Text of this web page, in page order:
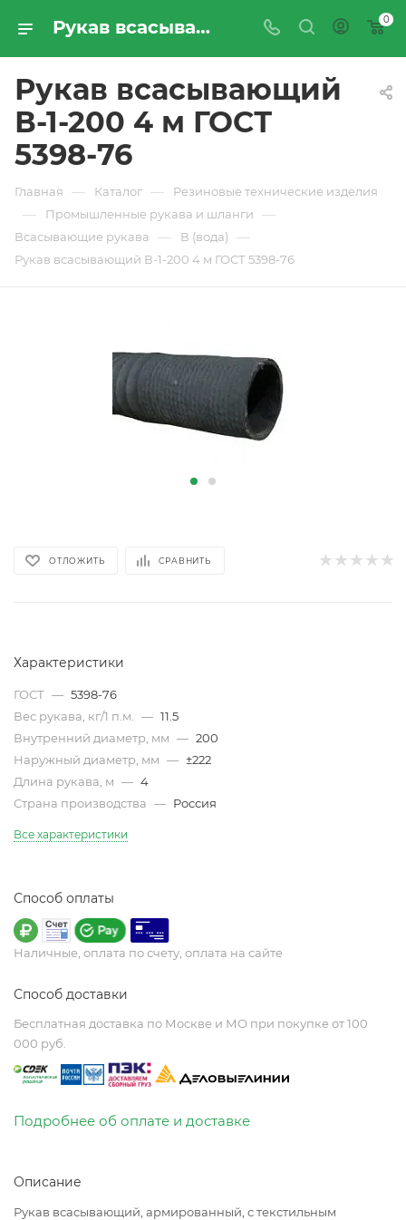
Рукав всасывающий В-1-200 4 м ГОСТ 5398-76 - купить по цене производителя с доставкой по Москве и России | ПРОМРЕСУРССЕРВИС 0
Рукав всасывающий
В-1-200 4 м ГОСТ
5398-76
Главная — Каталог — Резиновые технические изделия
— Промышленные рукава и шланги —
Всасывающие рукава — В (вода) —
Рукав всасывающий В-1-200 4 м ГОСТ 5398-76
ОТЛОЖИТЬ СРАВНИТЬ
Характеристики
ГОСТ — 5398-76
Вес рукава, кг/1 п.м.
— 11.5
Внутренний диаметр, мм — 200
Наружный диаметр, мм — ±222
Длина рукава, м — 4
Страна производства — Россия
Все характеристики
Способ оплаты
Наличные, оплата по счету, оплата на сайте
Способ доставки
Бесплатная доставка по Москве и МО при покупке от 100
000 руб.
Подробнее об оплате и доставке
Описание
Рукав всасывающий, армированный, с текстильным